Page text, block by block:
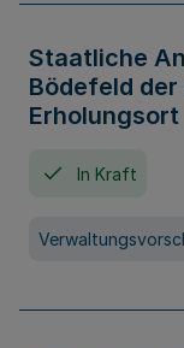
Staatliche
Bödefeld
Erholungsort
In Kraft